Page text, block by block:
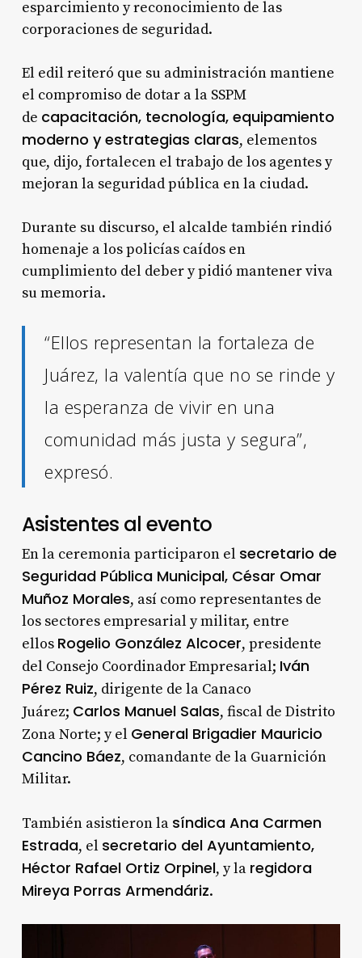
esparcimiento y reconocimiento de las
corporaciones de seguridad.
El edil reiteró que su administración mantiene
el compromiso de dotar a la SSPM
de capacitación, tecnología, equipamiento
moderno y estrategias claras, elementos
que, dijo, fortalecen el trabajo de los agentes y
mejoran la seguridad pública en la ciudad.
Durante su discurso, el alcalde también rindió
homenaje a los policías caídos en
cumplimiento del deber y pidió mantener viva
su memoria.
“Ellos representan la fortaleza de
Juárez, la valentía que no se rinde y
la esperanza de vivir en una
comunidad más justa y segura”,
expresó.
Asistentes al evento
En la ceremonia participaron el secretario de
Seguridad Pública Municipal, César Omar
Muñoz Morales, así como representantes de
los sectores empresarial y militar, entre
ellos Rogelio González Alcocer, presidente
del Consejo Coordinador Empresarial; Iván
Pérez Ruiz, dirigente de la Canaco
Juárez; Carlos Manuel Salas, fiscal de Distrito
Zona Norte; y el General Brigadier Mauricio
Cancino Báez, comandante de la Guarnición
Militar.
También asistieron la síndica Ana Carmen
Estrada, el secretario del Ayuntamiento,
Héctor Rafael Ortiz Orpinel, y la regidora
Mireya Porras Armendáriz.